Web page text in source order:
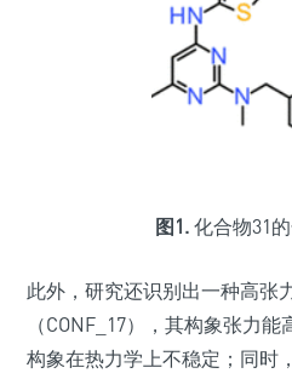
图1. 化合物31
此外，研究还识别出一种高张
（CONF_17），其构象张力
构象在热力学上不稳定；同时